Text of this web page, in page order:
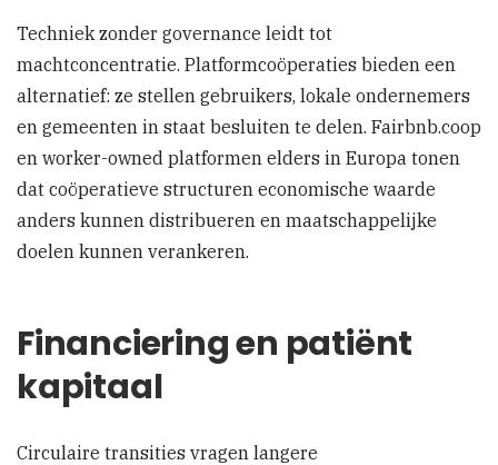
Techniek zonder governance leidt tot
machtconcentratie. Platformcoöperaties bieden een
alternatief: ze stellen gebruikers, lokale ondernemers
en gemeenten in staat besluiten te delen. Fairbnb.coop
en worker-owned platformen elders in Europa tonen
dat coöperatieve structuren economische waarde
anders kunnen distribueren en maatschappelijke
doelen kunnen verankeren.
Financiering en patiënt
kapitaal
Circulaire transities vragen langere